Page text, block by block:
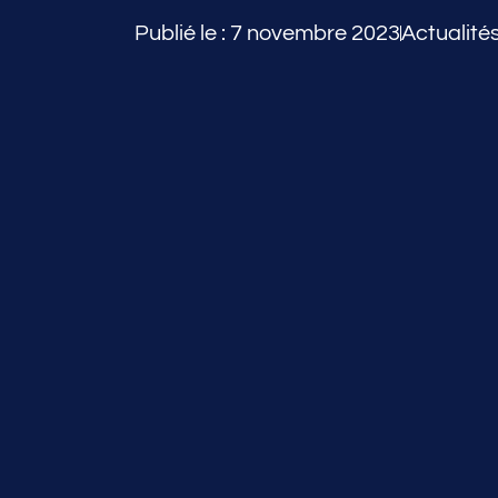
Publié le : 7 novembre 2023